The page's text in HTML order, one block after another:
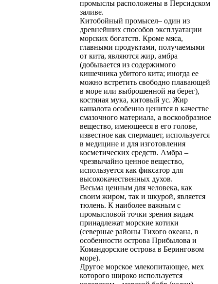
промыслы расположены в Персидском
заливе.
Китобойный промысел– один из
древнейших способов эксплуатации
морских богатств. Кроме мяса,
главными продуктами, получаемыми
от кита, являются жир, амбра
(добывается из содержимого
кишечника убитого кита; иногда ее
можно встретить свободно плавающей
в море или выброшенной на берег),
костяная мука, китовый ус. Жир
кашалота особенно ценится в качестве
смазочного материала, а воскообразное
вещество, имеющееся в его голове,
известное как спермацет, используется
в медицине и для изготовления
косметических средств. Амбра –
чрезвычайно ценное вещество,
используется как фиксатор для
высококачественных духов.
Весьма ценным для человека, как
своим жиром, так и шкурой, является
тюлень. К наиболее важным с
промысловой точки зрения видам
принадлежат морские котики
(северные районы Тихого океана, в
особенности острова Прибылова и
Командорские острова в Беринговом
море).
Другое морское млекопитающее, мех
которого широко используется